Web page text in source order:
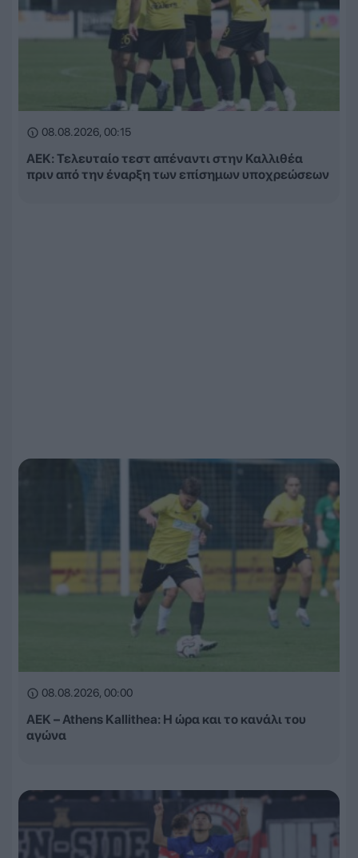
08.08.2026, 00:15
ΑΕΚ: Τελευταίο τεστ απέναντι στην Καλλιθέα
πριν από την έναρξη των επίσημων υποχρεώσεων
08.08.2026, 00:00
ΑΕΚ – Athens Kallithea: Η ώρα και το κανάλι του
αγώνα